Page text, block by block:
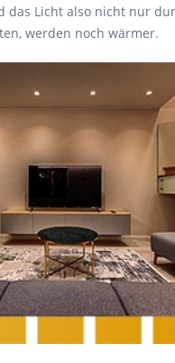
das Licht also nicht nur
werden noch wärmer.